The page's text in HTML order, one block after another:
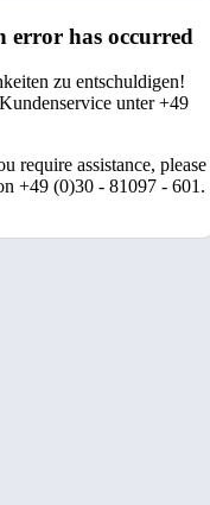
error has occurred
zu entschuldigen!
unter +49
require assistance, please
+49 (0)30 - 81097 - 601.